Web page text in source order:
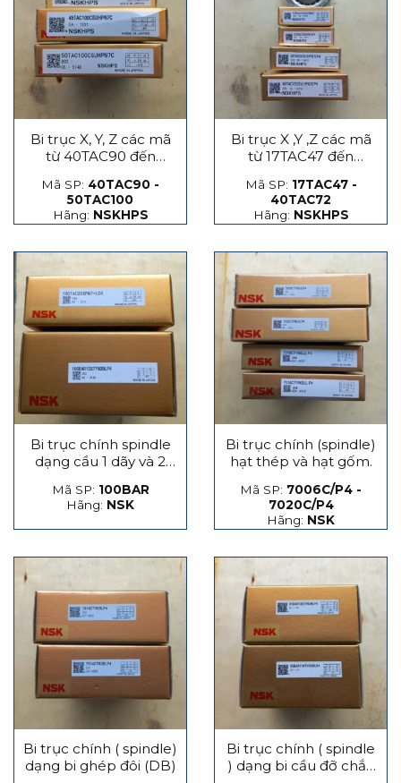
Bi trục X, Y, Z các mã
từ 40TAC90 đến
Mã SP: 40TAC90 -
50TAC100
Hãng: NSKHPS
Bi trục X ,Y ,Z các mã
từ 17TAC47 đến
Mã SP: 17TAC47 -
40TAC72
Hãng: NSKHPS
Bi trục chính spindle
dạng cầu 1 dãy và 2
Mã SP: 100BAR
Hãng: NSK
Bi trục chính (spindle)
hạt thép và hạt gốm.
Mã SP: 7006C/P4 -
7020C/P4
Hãng: NSK
Bi trục chính ( spindle)
dạng bi ghép đôi (DB)
Bi trục chính ( spindle
) dạng bi cầu đỡ chắn